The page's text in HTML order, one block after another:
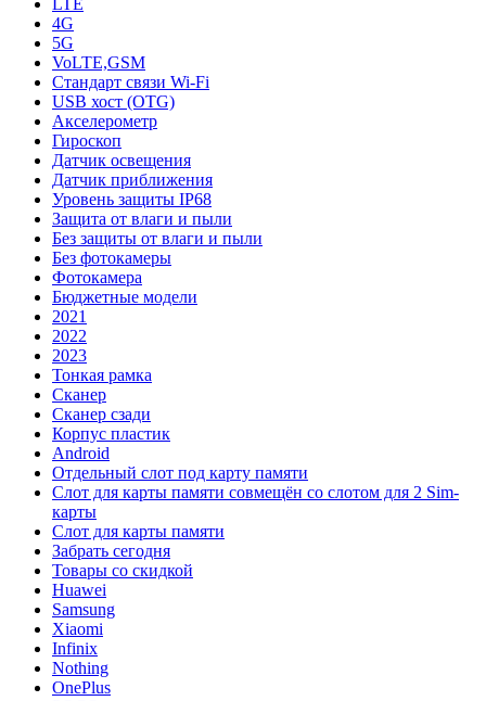
4G
5G
VoLTE,GSM
Стандарт связи Wi-Fi
USB хост (OTG)
Акселерометр
Гироскоп
Датчик освещения
Датчик приближения
Уровень защиты IP68
Защита от влаги и пыли
Без защиты от влаги и пыли
Без фотокамеры
Фотокамера
Бюджетные модели
2021
2022
2023
Тонкая рамка
Сканер
Сканер сзади
Корпус пластик
Android
Отдельный слот под карту памяти
Слот для карты памяти совмещён со слотом для 2 Sim-
карты
Слот для карты памяти
Забрать сегодня
Товары со скидкой
Huawei
Samsung
Xiaomi
Infinix
Nothing
OnePlus